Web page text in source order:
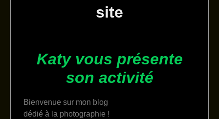
site
Katy vous présente
son activité
Bienvenue sur mon blog
dédié à la photographie !